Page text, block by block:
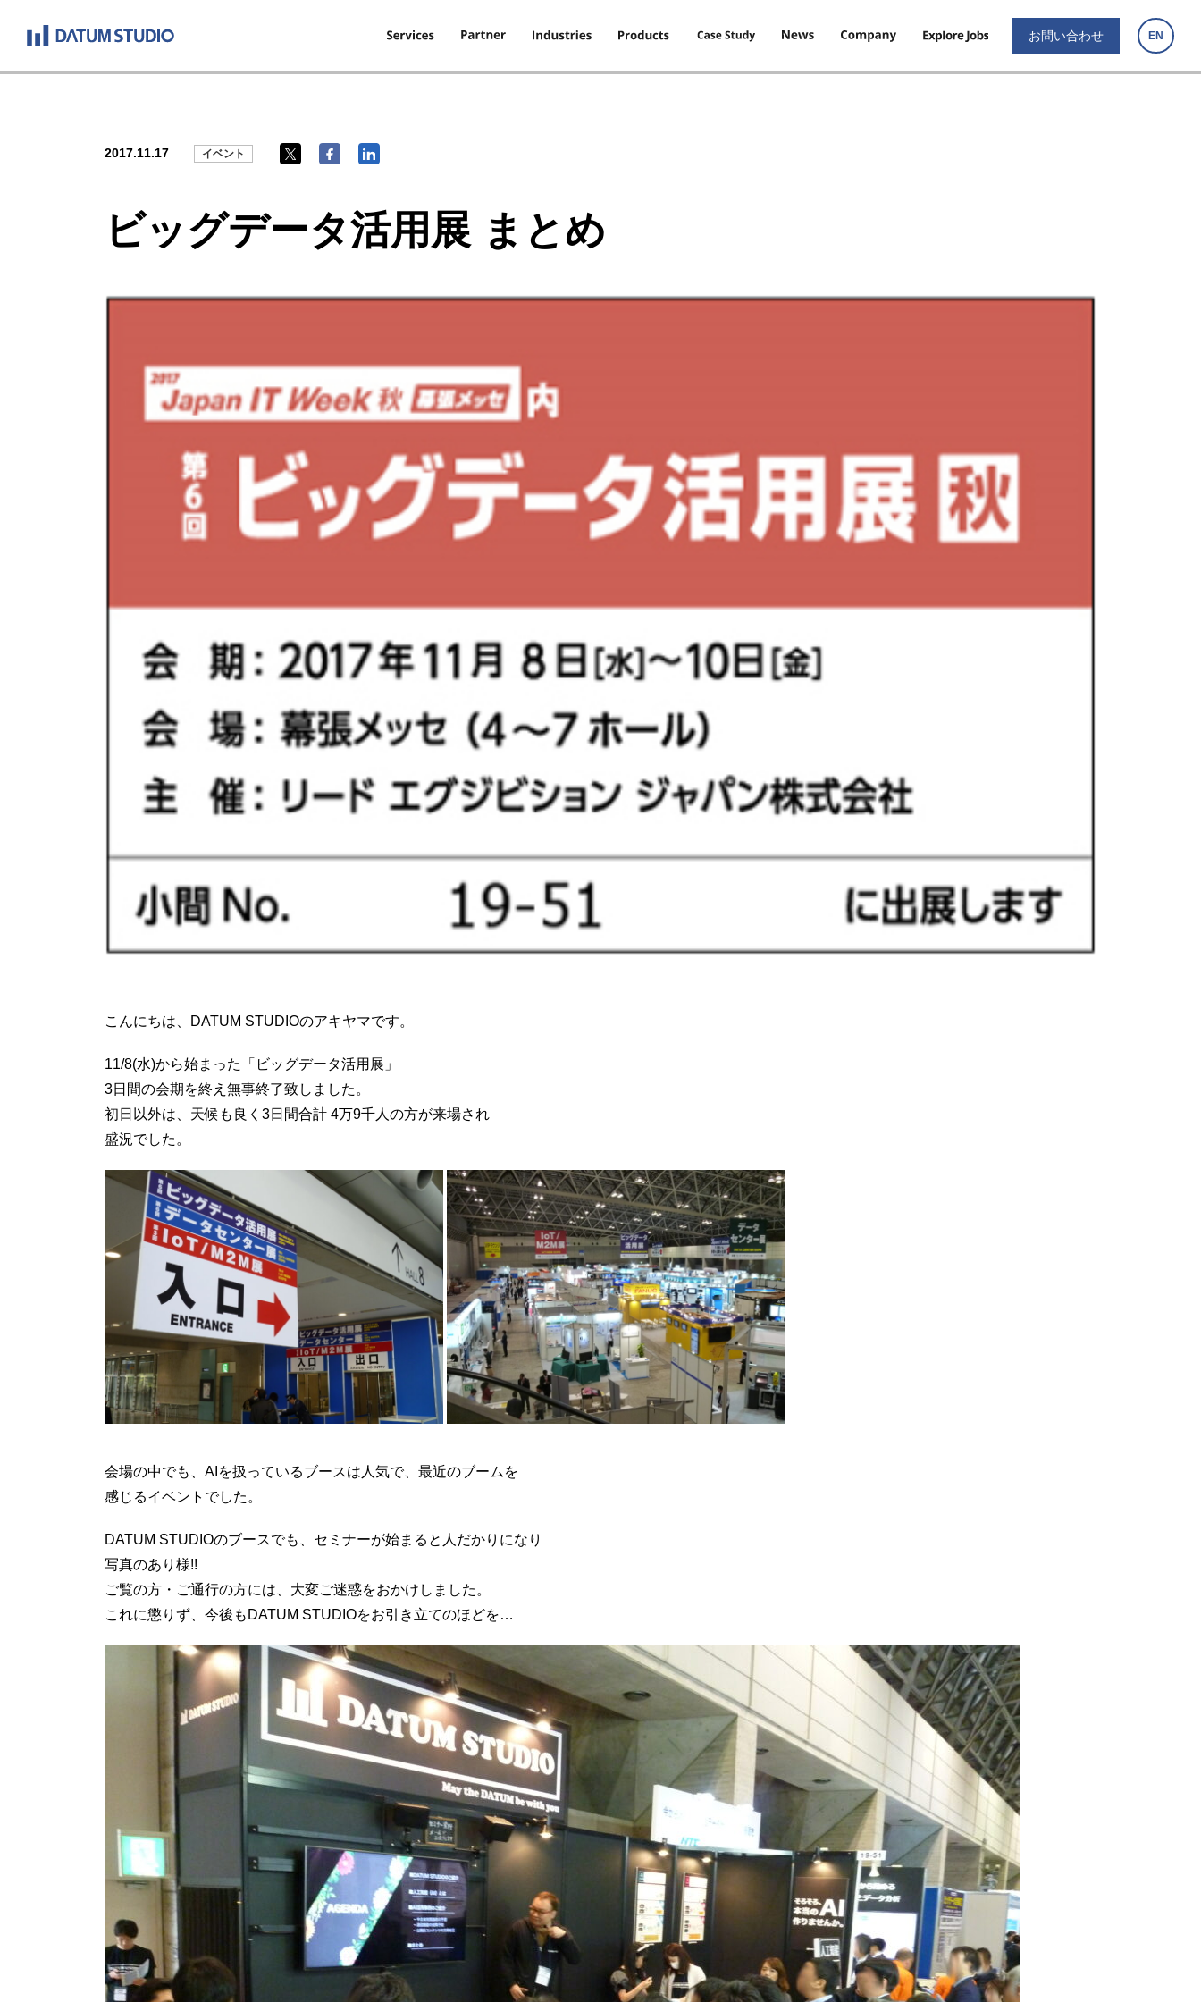
お問い合わせ EN
2017.11.17 イベント
ビッグデータ活用展 まとめ
こんにちは、DATUM STUDIOのアキヤマです。
11/8(水)から始まった「ビッグデータ活用展」
3日間の会期を終え無事終了致しました。
初日以外は、天候も良く3日間合計 4万9千人の方が来場され
盛況でした。
会場の中でも、AIを扱っているブースは人気で、最近のブームを
感じるイベントでした。
DATUM STUDIOのブースでも、セミナーが始まると人だかりになり
写真のあり様!!
ご覧の方・ご通行の方には、大変ご迷惑をおかけしました。
これに懲りず、今後もDATUM STUDIOをお引き立てのほどを…